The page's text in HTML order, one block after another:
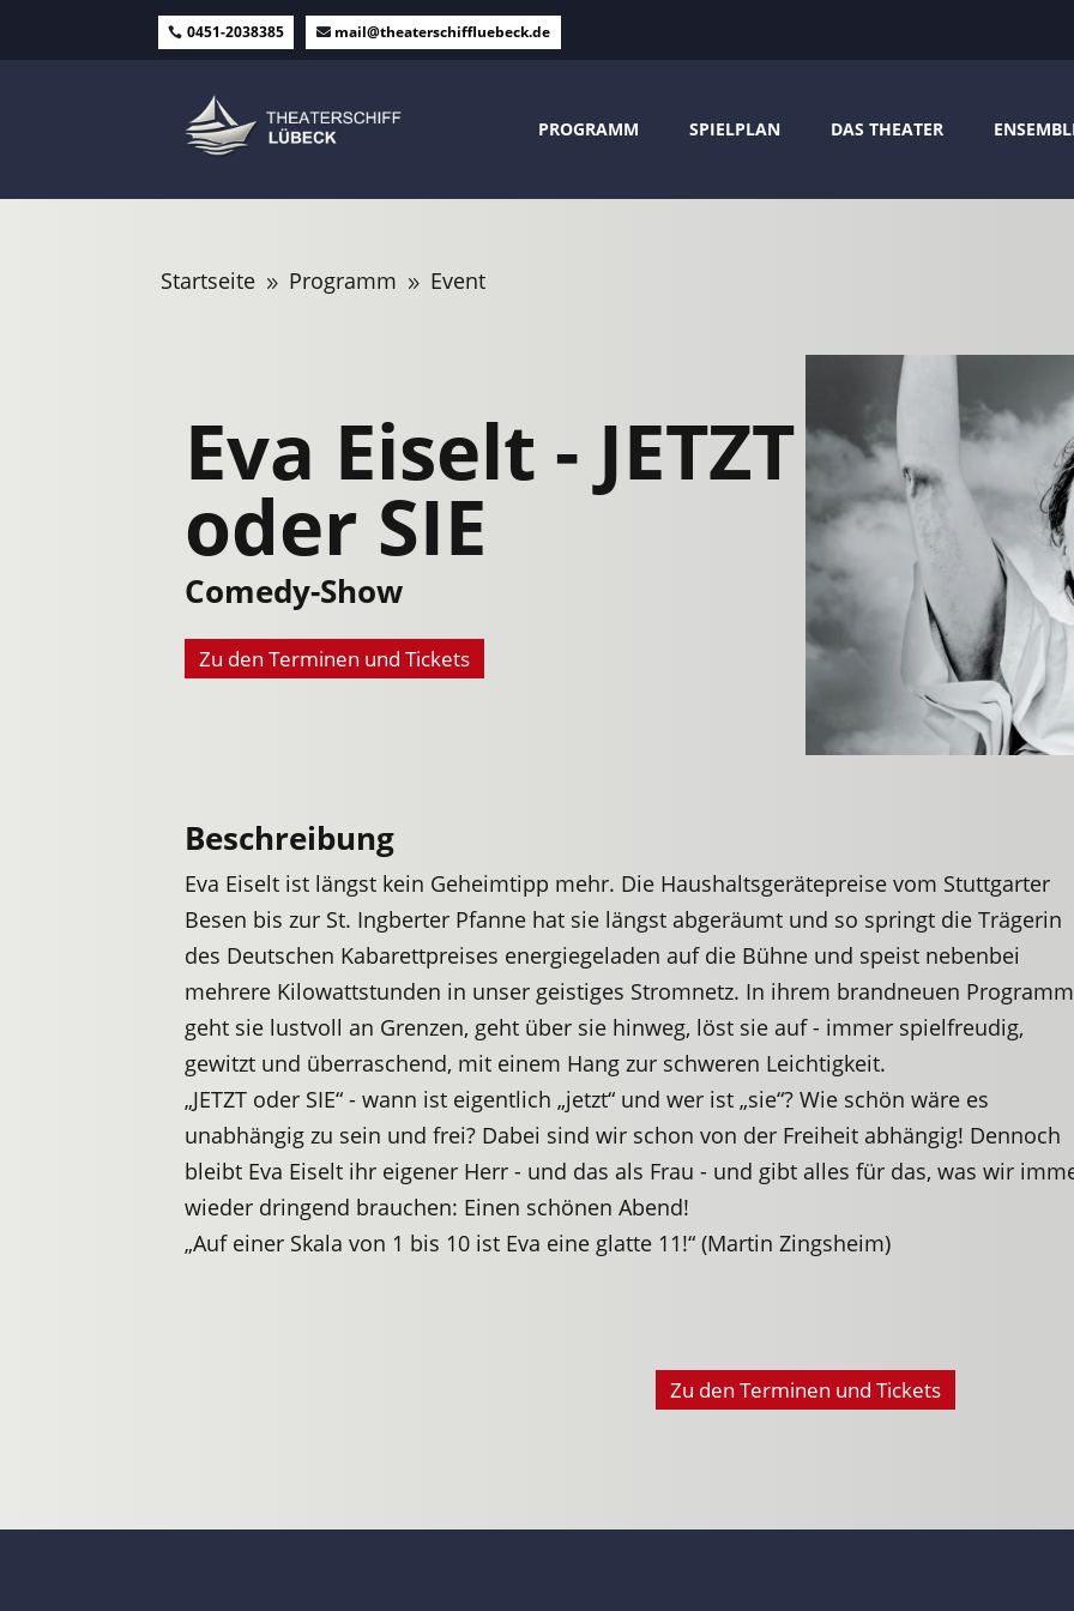
0451-2038385 mail@theaterschiffluebeck.de
PROGRAMM SPIELPLAN DAS THEATER
Startseite 9 Programm 9 Event
Eva Eiselt - JETZT
oder SIE
Comedy-Show
Zu den Terminen und Tickets
Beschreibung
Eva Eiselt ist längst kein Geheimtipp mehr. Die Haushaltsgerätepreise vom Stuttgarter
Besen bis zur St. Ingberter Pfanne hat sie längst abgeräumt und so springt die Trägerin
des Deutschen Kabarettpreises energiegeladen auf die Bühne und speist nebenbei
mehrere Kilowattstunden in unser geistiges Stromnetz. In ihrem brandneuen Programm
geht sie lustvoll an Grenzen, geht über sie hinweg, löst sie auf - immer spielfreudig,
gewitzt und überraschend, mit einem Hang zur schweren Leichtigkeit.
„JETZT oder SIE“ - wann ist eigentlich „jetzt“ und wer ist „sie“? Wie schön wäre es
unabhängig zu sein und frei? Dabei sind wir schon von der Freiheit abhängig! Dennoch
bleibt Eva Eiselt ihr eigener Herr - und das als Frau - und gibt alles für das, was wir
wieder dringend brauchen: Einen schönen Abend!
„Auf einer Skala von 1 bis 10 ist Eva eine glatte 11!“ (Martin Zingsheim)
Zu den Terminen und Tickets